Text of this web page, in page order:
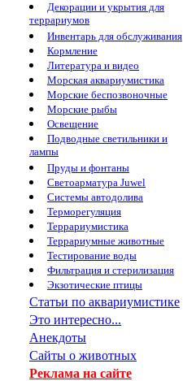
Декорации и укрытия для
террариумов
Инвентарь для обслуживания
Кормление
Литература и видео
Морская аквариумистика
Морские беспозвоночные
Морские рыбы
Освещение
Подводные светильники и
лампы
Пруды и фонтаны
Светоарматура Juwel
Системы автодолива
Терморегуляция
Террариумистика
Террариумные животные
Тестирование воды
Фильтрация и стерилизация
Экзотические птицы
Статьи по аквариумистике
Это интересно...
Анекдоты
Сайты о животных
Реклама на сайте